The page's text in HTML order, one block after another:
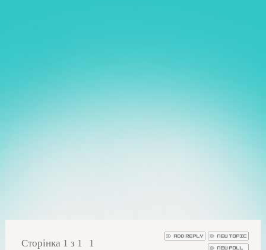
Сторінка 1 з 1 1